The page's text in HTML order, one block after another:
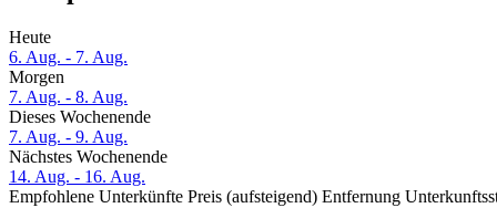
Heute
6. Aug. - 7. Aug.
Morgen
7. Aug. - 8. Aug.
Dieses Wochenende
7. Aug. - 9. Aug.
Nächstes Wochenende
14. Aug. - 16. Aug.
Empfohlene Unterkünfte Preis (aufsteigend) Entfernung